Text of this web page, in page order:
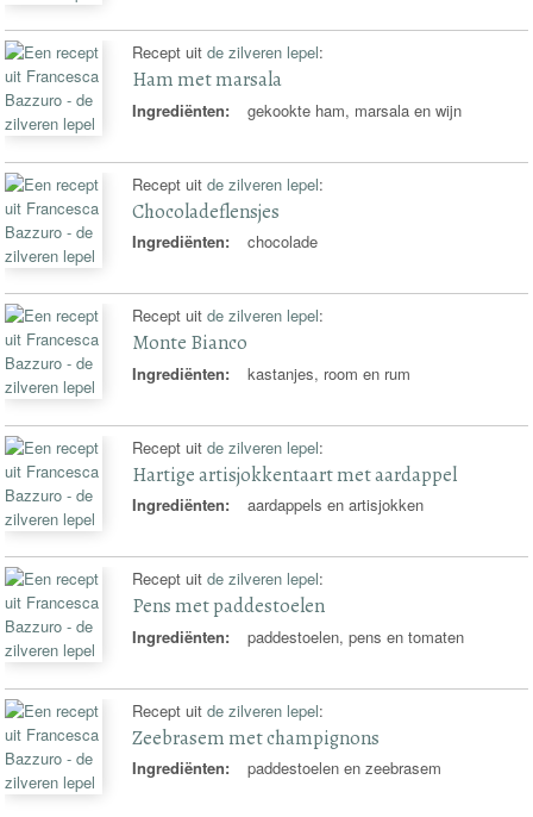
Recept uitde zilveren lepel:
Ham met marsala
Ingrediënten: gekookte ham, marsala en wijn
Recept uitde zilveren lepel:
Chocoladeflensjes
Ingrediënten: chocolade
Recept uitde zilveren lepel:
Monte Bianco
Ingrediënten: kastanjes, room en rum
Recept uitde zilveren lepel:
Hartige artisjokkentaart met aardappel
Ingrediënten: aardappels en artisjokken
Recept uitde zilveren lepel:
Pens met paddestoelen
Ingrediënten: paddestoelen, pens en tomaten
Recept uitde zilveren lepel:
Zeebrasem met champignons
Ingrediënten: paddestoelen en zeebrasem